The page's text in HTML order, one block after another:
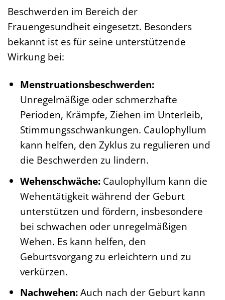
Beschwerden im Bereich der
Frauengesundheit eingesetzt. Besonders
bekannt ist es für seine unterstützende
Wirkung bei:
Menstruationsbeschwerden:
Unregelmäßige oder schmerzhafte
Perioden, Krämpfe, Ziehen im Unterleib,
Stimmungsschwankungen. Caulophyllum
kann helfen, den Zyklus zu regulieren und
die Beschwerden zu lindern.
Wehenschwäche:Caulophyllum kann die
Wehentätigkeit während der Geburt
unterstützen und fördern, insbesondere
bei schwachen oder unregelmäßigen
Wehen. Es kann helfen, den
Geburtsvorgang zu erleichtern und zu
verkürzen.
Nachwehen:Auch nach der Geburt kann